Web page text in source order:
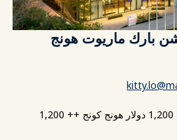
بارك ماريوت هونج
يبدأ من 1,200 دولار هونج كونج ++ 1,200